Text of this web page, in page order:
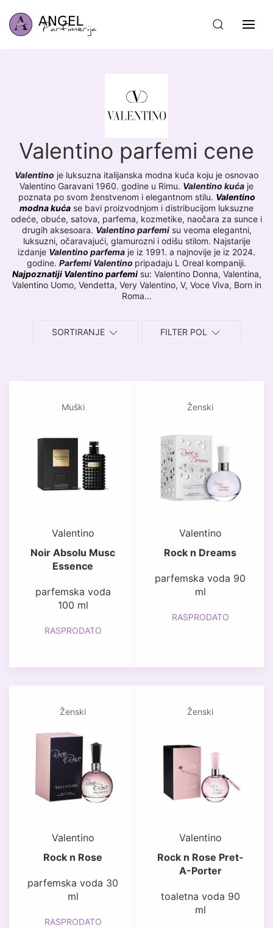
Valentino parfemi cene
Valentino je luksuzna italijanska modna kuća koju je osnovao
Valentino Garavani 1960. godine u Rimu. Valentino kuća je
poznata po svom ženstvenom i elegantnom stilu. Valentino
modna kuća se bavi proizvodnjom i distribucijom luksuzne
odeće, obuće, satova, parfema, kozmetike, naočara za sunce i
drugih aksesoara. Valentino parfemisu veoma elegantni,
luksuzni, očaravajući, glamurozni i odišu stilom. Najstarije
izdanje Valentino parfema je iz 1991. a najnovije je iz 2024.
godine. Parfemi Valentino pripadaju L Oreal kompaniji.
Najpoznatiji Valentino parfemisu: Valentino Donna, Valentina,
Valentino Uomo, Vendetta, Very Valentino, V, Voce Viva, Born in
Roma...
SORTIRANJE FILTER POL
Muški
Valentino
Noir Absolu Musc
Essence
parfemska voda
100 ml
RASPRODATO
Ženski
Valentino
Rock n Dreams
parfemska voda 90
ml
RASPRODATO
Ženski
Valentino
Rock n Rose
parfemska voda 30
ml
RASPRODATO
Ženski
Valentino
Rock n Rose Pret-
A-Porter
toaletna voda 90
ml